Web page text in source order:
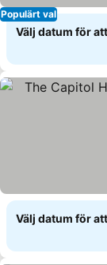
Populärt val
Välj datum för
Välj datum för